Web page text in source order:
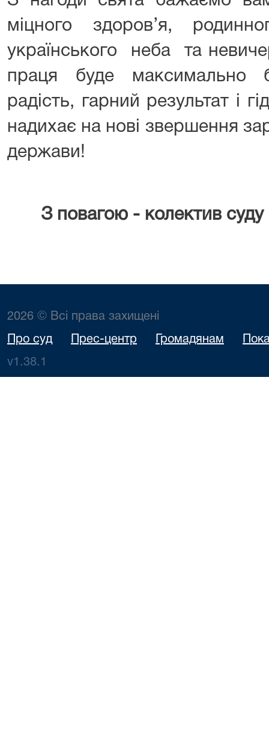
міцного здоров’я,
українського неба та
праця буде максимально
радість, гарний результат і
надихає на нові звершення
держави!
З повагою - колектив суду
2026 © Всі права захищені
Про суд Прес-центр Громадянам
v1.38.1